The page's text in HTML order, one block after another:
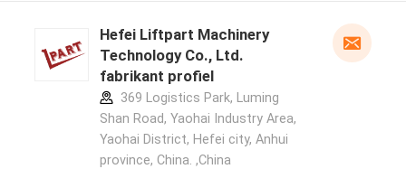
Hefei Liftpart Machinery
Technology Co., Ltd.
fabrikant profiel
369 Logistics Park, Luming
Shan Road, Yaohai Industry Area,
Yaohai District, Hefei city, Anhui
province, China. ,China